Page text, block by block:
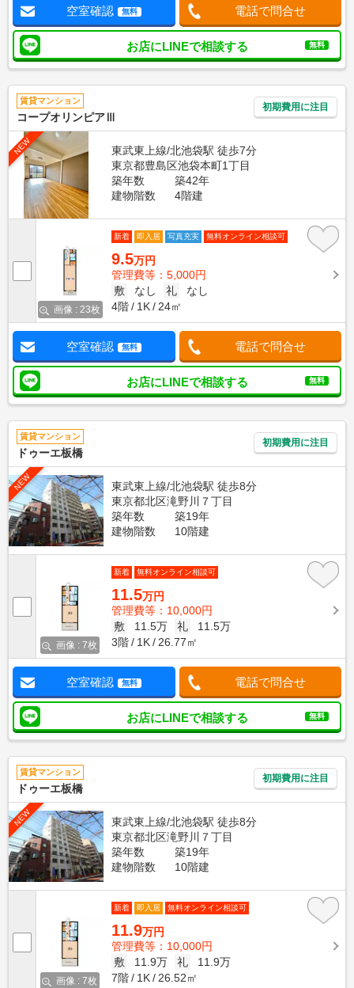
空室確認 無料 電話で問合せ
お店にLINEで相談する 無料
賃貸マンション
コープオリンピアⅢ
初期費用に注目
NEW
東武東上線/北池袋駅 徒歩7分
東京都豊島区池袋本町1丁目
築年数
築42年
建物階数
4階建
画像 : 23枚
新着 即入居 写真充実 無料オンライン相談可
9.5万円
管理費等：5,000円
敷
なし 礼
なし
4階
1K 24㎡
空室確認 無料 電話で問合せ
お店にLINEで相談する 無料
賃貸マンション
ドゥーエ板橋
初期費用に注目
NEW
東武東上線/北池袋駅 徒歩8分
東京都北区滝野川７丁目
築年数
築19年
建物階数
10階建
画像 : 7枚
新着 無料オンライン相談可
11.5万円
管理費等：10,000円
敷
11.5万 礼
11.5万
3階
1K 26.77㎡
空室確認 無料 電話で問合せ
お店にLINEで相談する 無料
賃貸マンション
ドゥーエ板橋
初期費用に注目
NEW
東武東上線/北池袋駅 徒歩8分
東京都北区滝野川７丁目
築年数
築19年
建物階数
10階建
画像 : 7枚
新着 即入居 無料オンライン相談可
11.9万円
管理費等：10,000円
敷
11.9万 礼
11.9万
7階
1K 26.52㎡